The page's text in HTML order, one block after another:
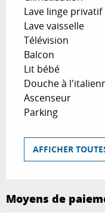
Lave linge privatif
Lave vaisselle
Télévision
Balcon
Lit bébé
Douche à
Ascenseur
Parking
AFFICHER
Moyens de